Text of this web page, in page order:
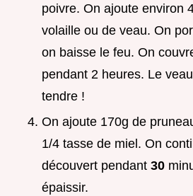
poivre. On ajoute environ
volaille ou de veau. On
on baisse le feu. On
pendant 2 heures. Le
tendre !
On ajoute 170g de
1/4 tasse de miel. On
découvert pendant 30
épaissir.